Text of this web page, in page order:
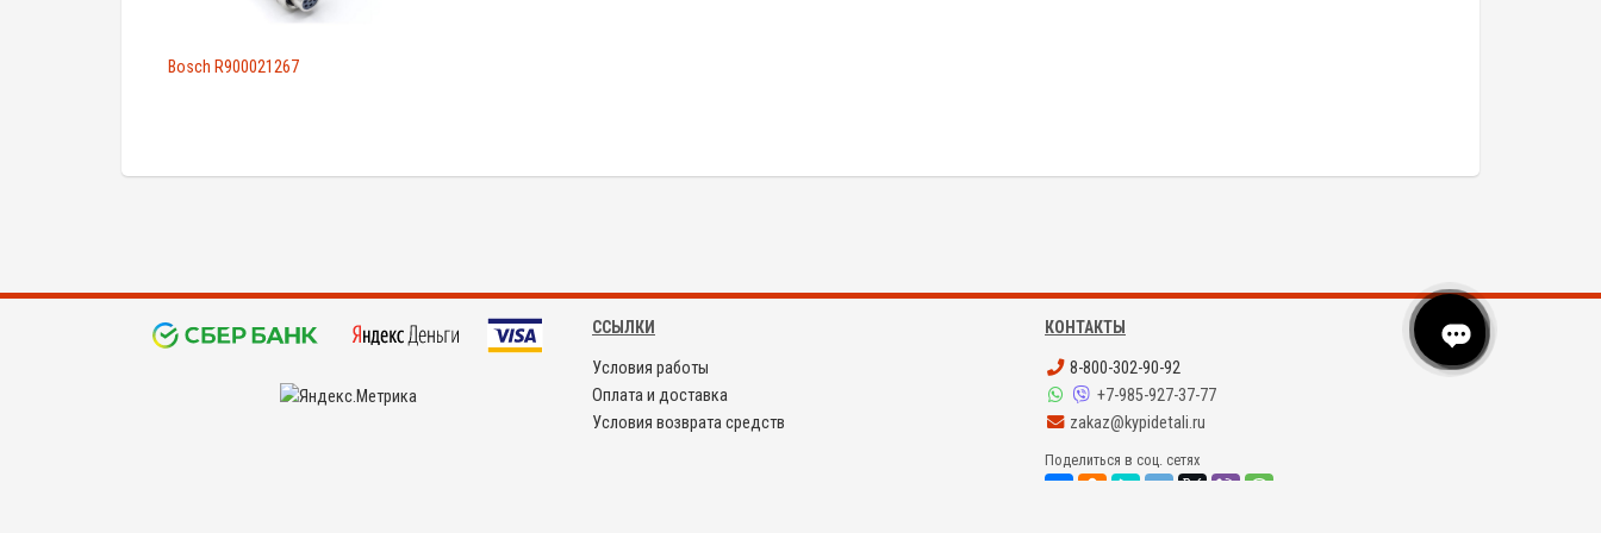
Bosch R900021267
ССЫЛКИ
Условия работы
Оплата и доставка
Условия возврата средств
КОНТАКТЫ
8-800-302-90-92
+7-985-927-37-77
zakaz@kypidetali.ru
Поделиться в соц. сетях